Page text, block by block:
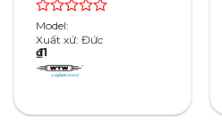
Rated
0
out
of
Model:
Xuất xứ: Đức
₫1